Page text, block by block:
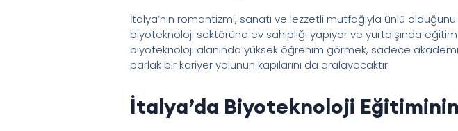
İtalya’nın romantizmi, sanatı ve lezzetli mutfağıyla ünlü
biyoteknoloji sektörüne ev sahipliği yapıyor ve yurtdışında
biyoteknoloji alanında yüksek öğrenim görmek, sadece
parlak bir kariyer yolunun kapılarını da aralayacaktır.
İtalya’da Biyoteknoloji